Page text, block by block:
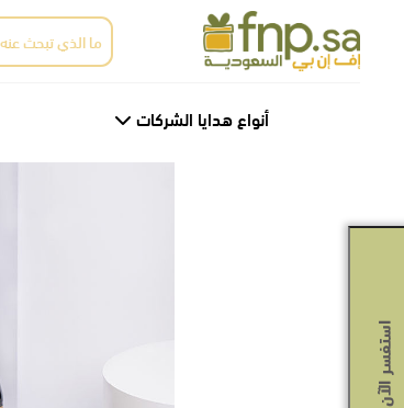
استفسر الآن
البحث
عن:
أنواع هدايا الشركات